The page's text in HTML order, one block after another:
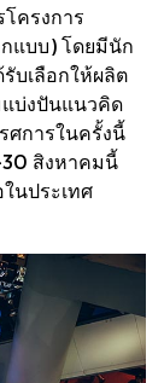
ครงการ
แบบ) โดยมีนัก
บเลือกให้ผลิต
บ่งปันแนวคิด
ศการในครั้งนี้
30 สิงหาคมนี้
นประเทศ